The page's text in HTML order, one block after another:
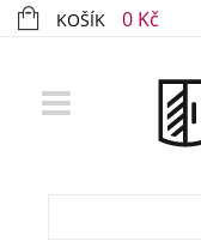
KOŠÍK 0 Kč